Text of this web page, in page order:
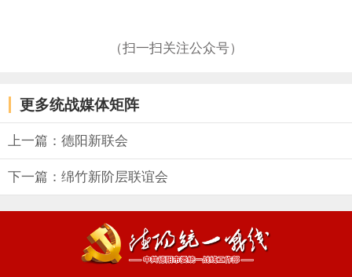
（扫一扫关注公众号）
更多统战媒体矩阵
上一篇：德阳新联会
下一篇：绵竹新阶层联谊会